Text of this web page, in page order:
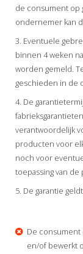
de consument op
ondernemer kan
3. Eventuele
binnen 4 weken
worden gemeld.
geschieden in de
4. De
verantwoordelijk
producten voor
noch voor
toepassing van
5. De garantie
De
en/of bewerkt